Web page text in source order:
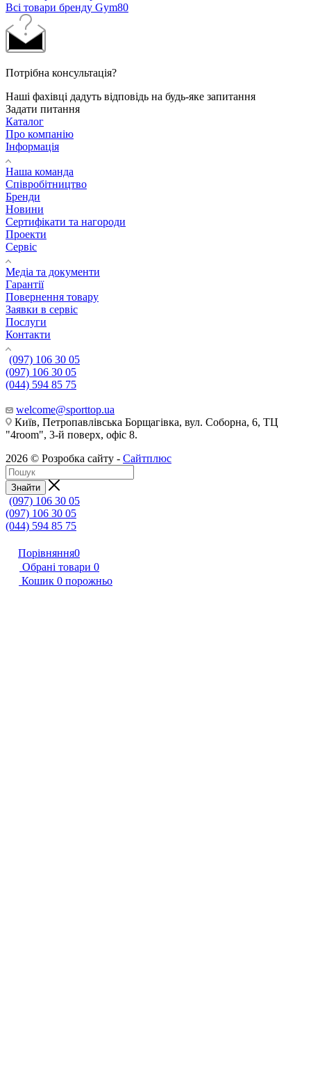
Всі товари бренду Gym80
Потрібна консультація?
Наші фахівці дадуть відповідь на будь-яке запитання
Задати питання
Каталог
Про компанію
Інформація
Наша команда
Співробітництво
Бренди
Новини
Сертифікати та нагороди
Проекти
Сервіс
Медіа та документи
Гарантії
Повернення товару
Заявки в сервіс
Послуги
Контакти
(097) 106 30 05
(097) 106 30 05
(044) 594 85 75
welcome@sporttop.ua
Київ, Петропавлівська Борщагівка, вул. Соборна, 6, ТЦ
"4room", 3-й поверх, офіс 8.
2026 © Розробка сайту - Сайтплюс
Знайти
(097) 106 30 05
(097) 106 30 05
(044) 594 85 75
Порівняння0
Обрані товари 0
Кошик 0 порожньо